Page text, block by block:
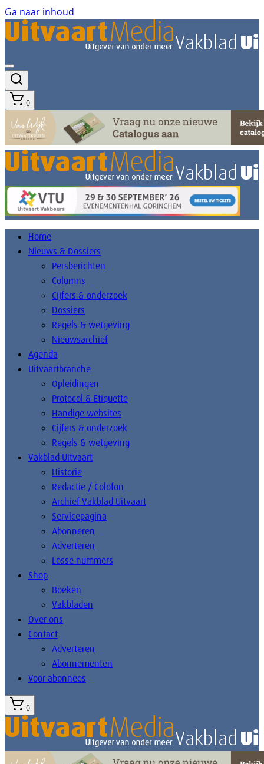
Ga naar inhoud
0
Home
Nieuws & Dossiers
Persberichten
Columns
Cijfers & onderzoek
Dossiers
Regels & wetgeving
Nieuwsarchief
Agenda
Uitvaartbranche
Opleidingen
Protocol & Etiquette
Handige websites
Cijfers & onderzoek
Regels & wetgeving
Vakblad Uitvaart
Historie
Redactie / Colofon
Archief Vakblad Uitvaart
Servicepagina
Abonneren
Adverteren
Losse nummers
Shop
Boeken
Vakbladen
Over ons
Contact
Adverteren
Abonnementen
Voor abonnees
0